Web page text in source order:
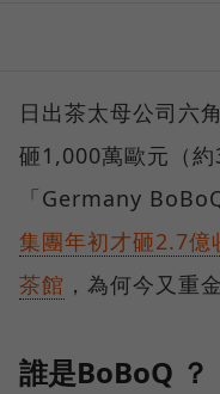
日出茶太母公司六
砸1,000萬歐元（
「Germany
集團年初才砸2.7億
茶館 ，為何今又重
誰是BoBoQ ？